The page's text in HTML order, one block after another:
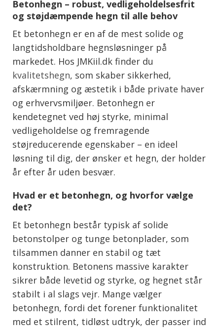
Betonhegn – robust, vedligeholdelsesfrit
og støjdæmpende hegn til alle behov
Et betonhegn er en af de mest solide og
langtidsholdbare hegnsløsninger på
markedet. Hos JMKiil.dk finder du
kvalitetshegn, som skaber sikkerhed,
afskærmning og æstetik i både private haver
og erhvervsmiljøer. Betonhegn er
kendetegnet ved høj styrke, minimal
vedligeholdelse og fremragende
støjreducerende egenskaber – en ideel
løsning til dig, der ønsker et hegn, der holder
år efter år uden besvær.
Hvad er et betonhegn, og hvorfor vælge
det?
Et betonhegn består typisk af solide
betonstolper og tunge betonplader, som
tilsammen danner en stabil og tæt
konstruktion. Betonens massive karakter
sikrer både levetid og styrke, og hegnet står
stabilt i al slags vejr. Mange vælger
betonhegn, fordi det forener funktionalitet
med et stilrent, tidløst udtryk, der passer ind